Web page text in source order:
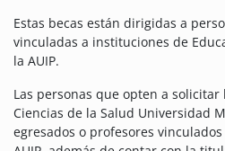
Estas becas están dirigidas a
vinculadas a instituciones de
la AUIP.
Las personas que opten a solicitar
Ciencias de la Salud Universidad
egresados o profesores